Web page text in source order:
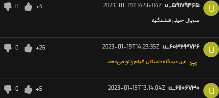
U u_۵۹۱۷۹۴۶۵ 2023-01-19T14:56:04Z
+4
0
سریال خیلی قشنگیه
U u_۶۰۳۳۳۷۲۶ 2023-01-19T14:23:35Z
+26
0
این دیدگاه داستان فیلم را لو می‌دهد
U u_۶۱۱۰۶۷۳۰ 2023-01-19T13:14:04Z
+5
0